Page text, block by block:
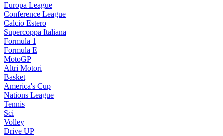
Europa League
Conference League
Calcio Estero
Supercoppa Italiana
Formula 1
Formula E
MotoGP
Altri Motori
Basket
America's Cup
Nations League
Tennis
Sci
Volley
Drive UP